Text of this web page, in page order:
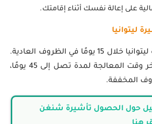
على إعالة نفسك أثناء إقامتك.
ليتوانيا
يتم إصدار تأشيرة ليتوانيا خلال 15 يومًا في الظروف العادية.
ومع ذلك، قد يتأخر وقت المعالجة لمدة تصل إلى 45 يومًا،
المخففة.
حول الحصول تأشيرة شنغن